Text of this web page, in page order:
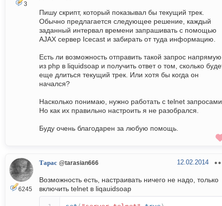
3
Пишу скрипт, который показывал бы текущий трек.
Обычно предлагается следующее решение, каждый
заданный интервал времени запрашивать с помощью
AJAX сервер Icecast и забирать от туда информацию.
Есть ли возможность отправить такой запрос напрямую
из php в liquidsoap и получить ответ о том, сколько
еще длиться текущий трек. Или хотя бы когда он
начался?
Насколько понимаю, нужно работать с telnet
Но как их правильно настроить я не разобрался.
Буду очень благодарен за любую помощь.
6245
Тарас @tarasian666 12.02.2014
Возможность есть, настраивать ничего не надо, только
включить telnet в liqauidsoap